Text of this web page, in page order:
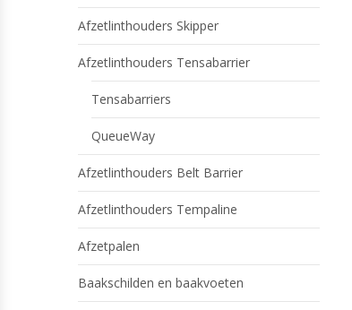
Afzetlinthouders Skipper
Afzetlinthouders Tensabarrier
Tensabarriers
QueueWay
Afzetlinthouders Belt Barrier
Afzetlinthouders Tempaline
Afzetpalen
Baakschilden en baakvoeten